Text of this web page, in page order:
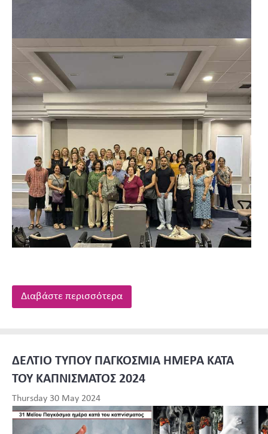
Διαβάστε περισσότερα
ΔΕΛΤΙΟ ΤΥΠΟΥ ΠΑΓΚΟΣΜΙΑ ΗΜΕΡΑ ΚΑΤΑ
ΤΟΥ ΚΑΠΝΙΣΜΑΤΟΣ 2024
Thursday 30 May 2024